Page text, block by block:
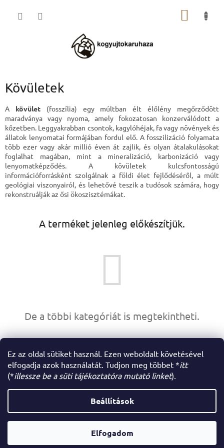
Ez az oldal sütiket használ. Ezen weboldalt követésével
elfogadja azok használatát. Tudjon meg többet *itt
(*illessze be a süti tájékoztatóra mutató linket).
Beállítások
Elfogadom
KOSÁR
Kövületek
A kövület(fosszília) egy múltban élt élőlény megőrződött
maradványa vagy nyoma, amely fokozatosan konzerválódott a
kőzetben. Leggyakrabban csontok, kagylóhéjak, fa vagy növények és
állatok lenyomatai formájában fordul elő. A fosszilizáció folyamata
több ezer vagy akár millió éven át zajlik, és olyan átalakulásokat
foglalhat magában, mint a mineralizáció, karbonizáció vagy
lenyomatképződés. A kövületek kulcsfontosságú
információforrásként szolgálnak a földi élet fejlődéséről, a múlt
geológiai viszonyairól, és lehetővé teszik a tudósok számára, hogy
rekonstruálják az ősi ökoszisztémákat.
A terméket jelenleg előkészítjük.
De a többi kategóriát is megtekintheti.
VÁSÁRLÁS FOLYTATÁSA
Shoptet készítette
Az én webáruházam. Minden jog fenntartva.